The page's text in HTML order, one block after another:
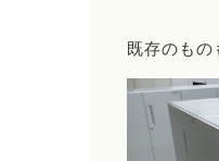
既存のもの